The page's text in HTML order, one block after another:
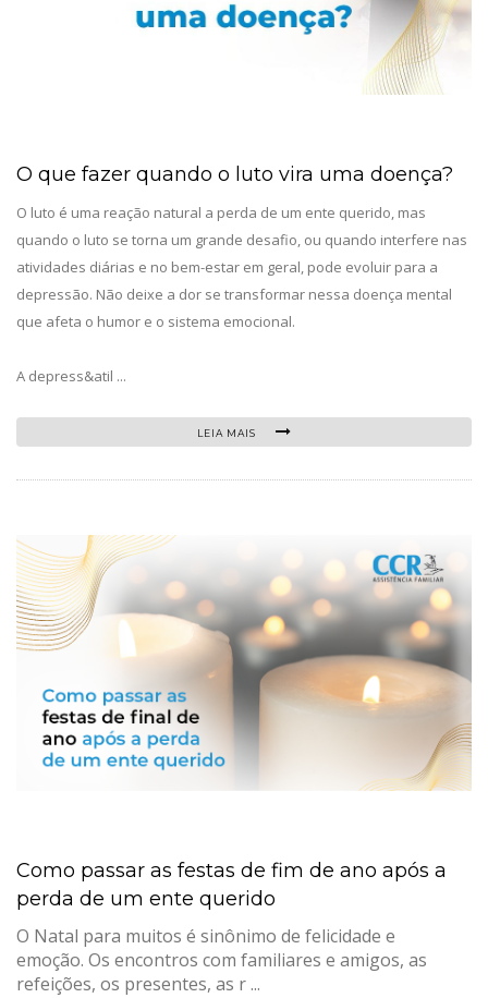
O que fazer quando o luto vira uma doença?
O luto é uma reação natural a perda de um ente querido, mas
quando o luto se torna um grande desafio, ou quando interfere nas
atividades diárias e no bem-estar em geral, pode evoluir para a
depressão. Não deixe a dor se transformar nessa doença mental
que afeta o humor e o sistema emocional.
A depress&atil ...
LEIA MAIS
Como passar as festas de fim de ano após a
perda de um ente querido
O Natal para muitos é sinônimo de felicidade e
emoção. Os encontros com familiares e amigos, as
refeições, os presentes, as r ...